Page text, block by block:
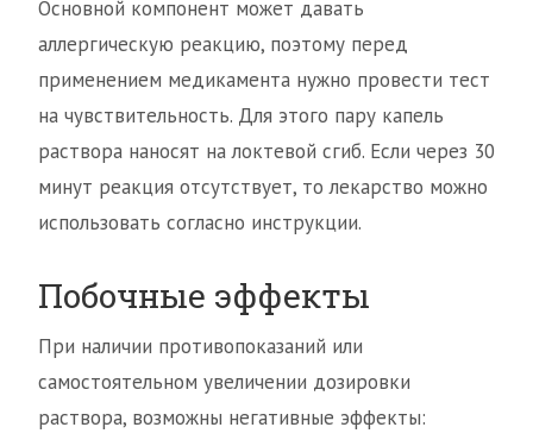
Основной компонент может давать
аллергическую реакцию, поэтому перед
применением медикамента нужно провести тест
на чувствительность. Для этого пару капель
раствора наносят на локтевой сгиб. Если через 30
минут реакция отсутствует, то лекарство можно
использовать согласно инструкции.
Побочные эффекты
При наличии противопоказаний или
самостоятельном увеличении дозировки
раствора, возможны негативные эффекты: